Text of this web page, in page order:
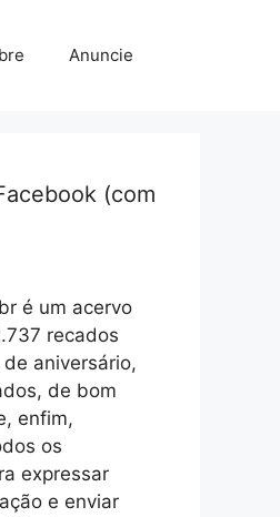
Anuncie
(com
é um acervo
recados
aniversário,
de bom
enfim,
os
expressar
e enviar